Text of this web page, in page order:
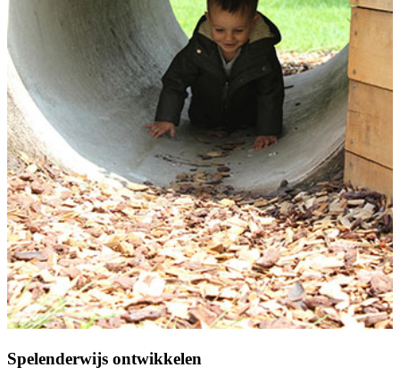
Spelenderwijs ontwikkelen